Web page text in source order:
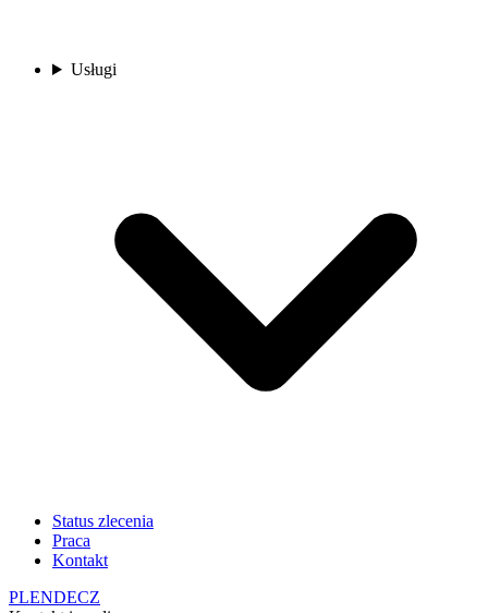
Usługi
Status zlecenia
Praca
Kontakt
PLENDECZ